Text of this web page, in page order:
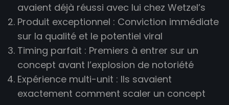
avaient déjà réussi avec lui chez Wetzel’s
Produit exceptionnel : Conviction immédiate
sur la qualité et le potentiel viral
Timing parfait : Premiers à entrer sur un
concept avant l’explosion de notoriété
Expérience multi-unit : Ils savaient
exactement comment scaler un concept